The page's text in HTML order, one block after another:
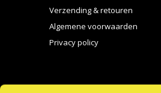
Verzending & retouren
Algemene voorwaarden
Privacy policy